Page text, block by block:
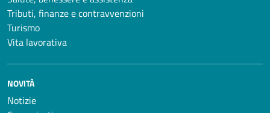
Tributi, finanze e contravvenzioni
Turismo
Vita lavorativa
NOVITÀ
Notizie